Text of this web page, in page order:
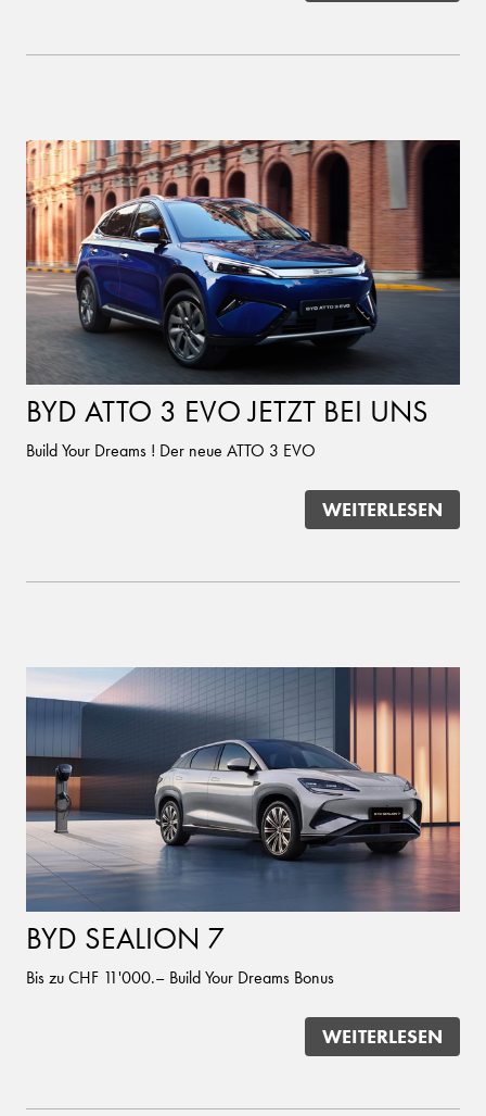
BYD ATTO 3 EVO JETZT BEI UNS
Build Your Dreams ! Der neue ATTO 3 EVO
WEITERLESEN
BYD SEALION 7
Bis zu CHF 11'000.– Build Your Dreams Bonus
WEITERLESEN